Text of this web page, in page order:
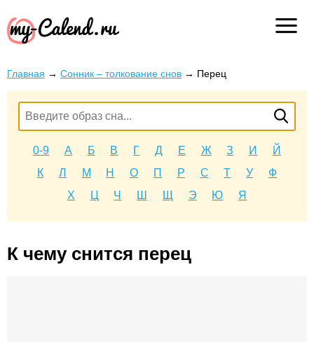
Главная → Сонник – толкование снов → Перец
0-9 А Б В Г Д Е Ж З И
Й
К
Л М Н О П Р С Т У
Ф
Х
Ц Ч Ш Щ Э Ю Я
К чему снится перец